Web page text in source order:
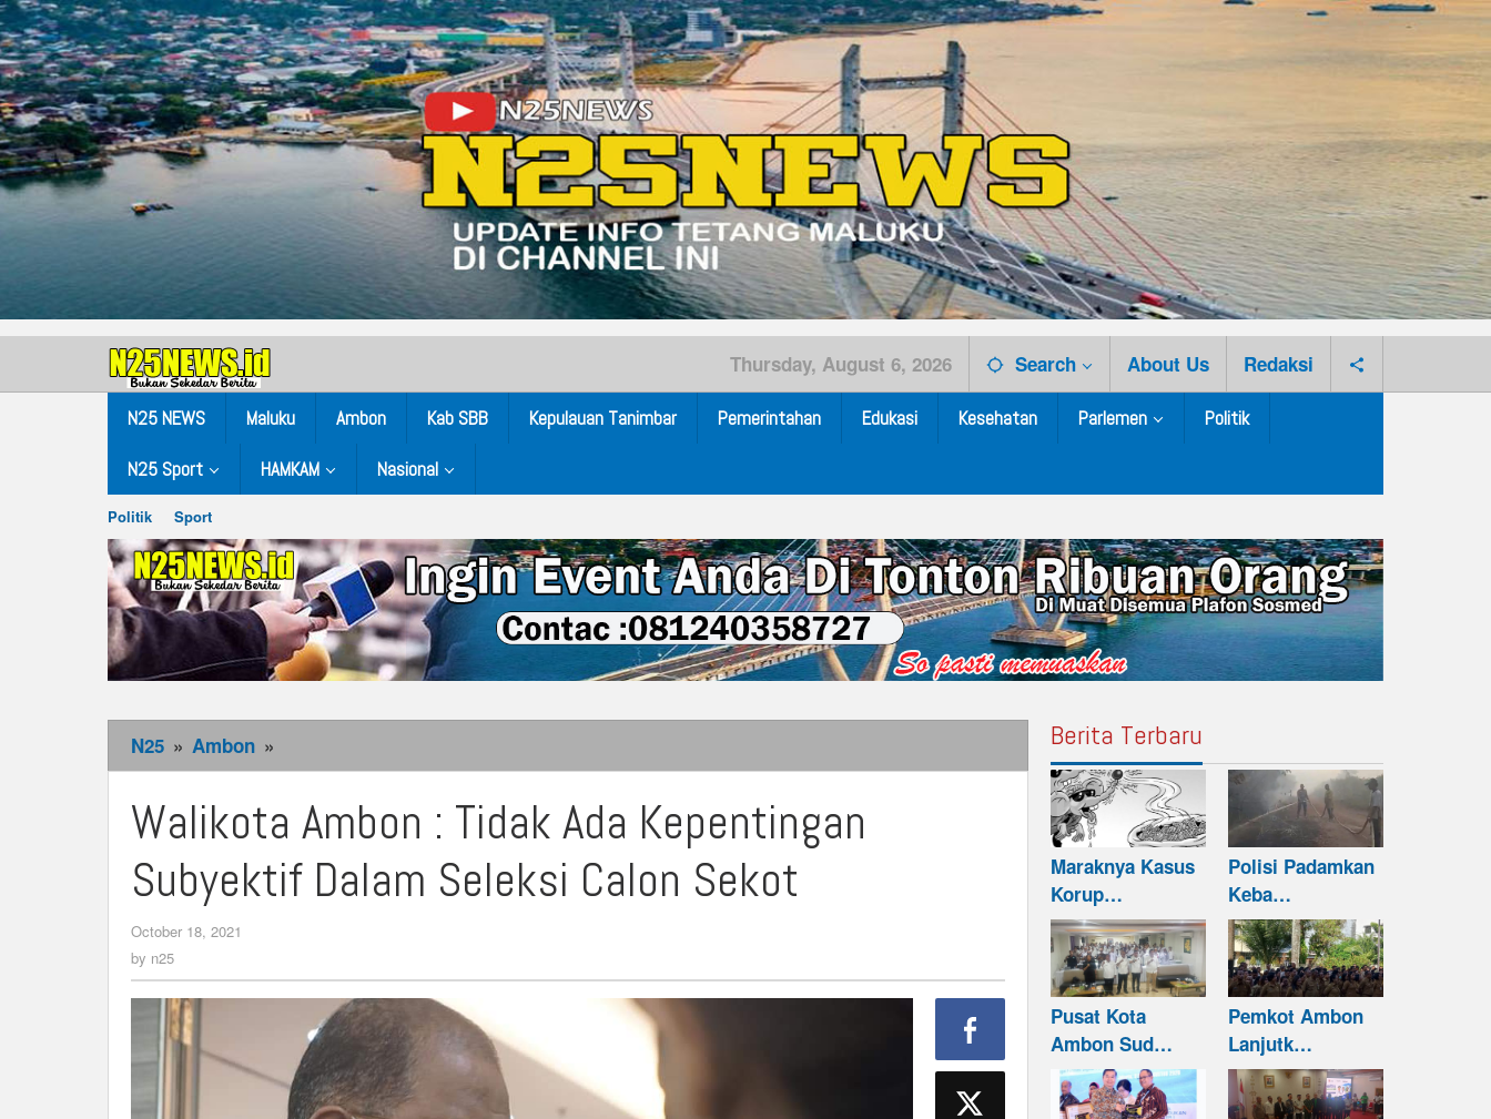
Thursday, August 6, 2026 Search About Us Redaksi
N25 NEWS Maluku Ambon Kab SBB Kepulauan Tanimbar Pemerintahan Edukasi Kesehatan Parlemen Politik
N25 Sport HAMKAM Nasional
Politik Sport
N25 » Ambon »
Ambon
Tidak
Kepentingan
Calon
Sekot
Walikota Ambon : Tidak Ada Kepentingan
Subyektif Dalam Seleksi Calon Sekot
October 18, 2021
by n25
Berita Terbaru
Maraknya Kasus
Korup…
Polisi Padamkan
Keba…
Pusat Kota
Ambon Sud…
Pemkot Ambon
Lanjutk…